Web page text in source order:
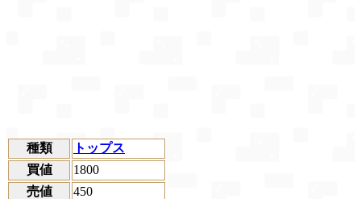
種類
トップス
買値
1800
売値
450